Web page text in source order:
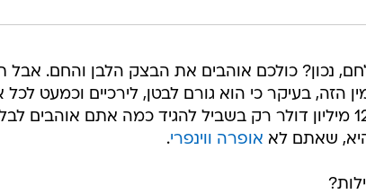
נכון? כולכם אוהבים את הבצק הלבן והחם. אבל
הזה, בעיקר כי הוא גורם לבטן, לירכיים וכמעט לכל
מציעים לכם 12 מיליון דולר רק בשביל להגיד כמה אתם
שאתם לא אופרה ווינפרי.